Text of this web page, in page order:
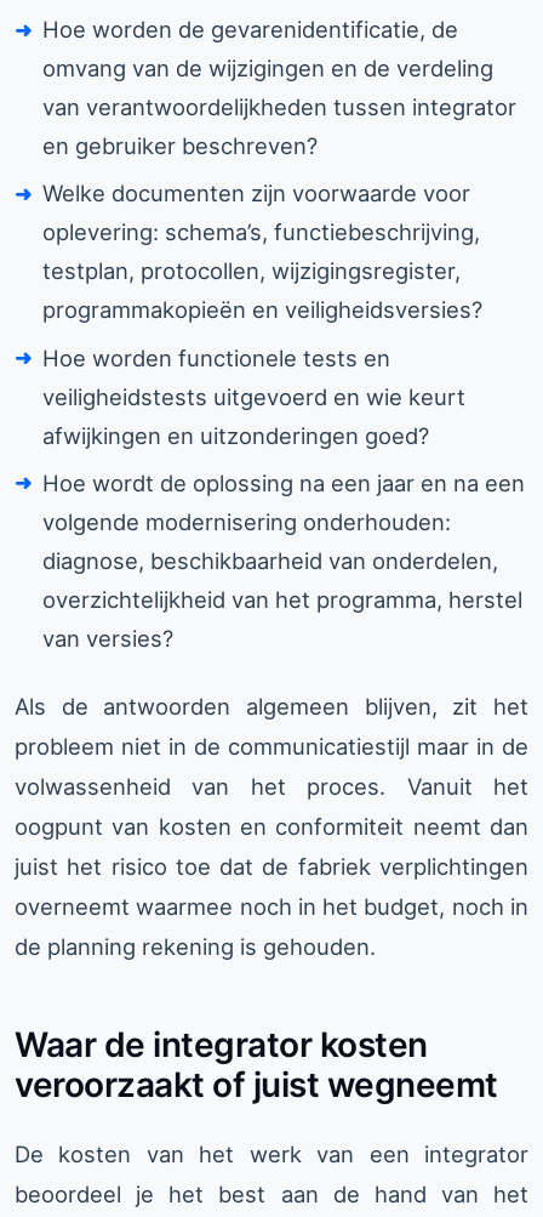
Hoe worden de gevarenidentificatie, de
omvang van de wijzigingen en de verdeling
van verantwoordelijkheden tussen integrator
en gebruiker beschreven?
Welke documenten zijn voorwaarde voor
oplevering: schema’s, functiebeschrijving,
testplan, protocollen, wijzigingsregister,
programmakopieën en veiligheidsversies?
Hoe worden functionele tests en
veiligheidstests uitgevoerd en wie keurt
afwijkingen en uitzonderingen goed?
Hoe wordt de oplossing na een jaar en na een
volgende modernisering onderhouden:
diagnose, beschikbaarheid van onderdelen,
overzichtelijkheid van het programma, herstel
van versies?
Als de antwoorden algemeen blijven, zit het
probleem niet in de communicatiestijl maar in de
volwassenheid van het proces. Vanuit het
oogpunt van kosten en conformiteit neemt dan
juist het risico toe dat de fabriek verplichtingen
overneemt waarmee noch in het budget, noch in
de planning rekening is gehouden.
Waar de integrator kosten
veroorzaakt of juist wegneemt
De kosten van het werk van een integrator
beoordeel je het best aan de hand van het